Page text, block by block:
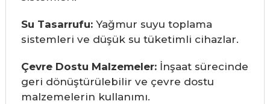
Su Tasarrufu:Yağmur suyu toplama
sistemleri ve düşük su tüketimli cihazlar.
Çevre Dostu Malzemeler:İnşaat sürecinde
geri dönüştürülebilir ve çevre dostu
malzemelerin kullanımı.